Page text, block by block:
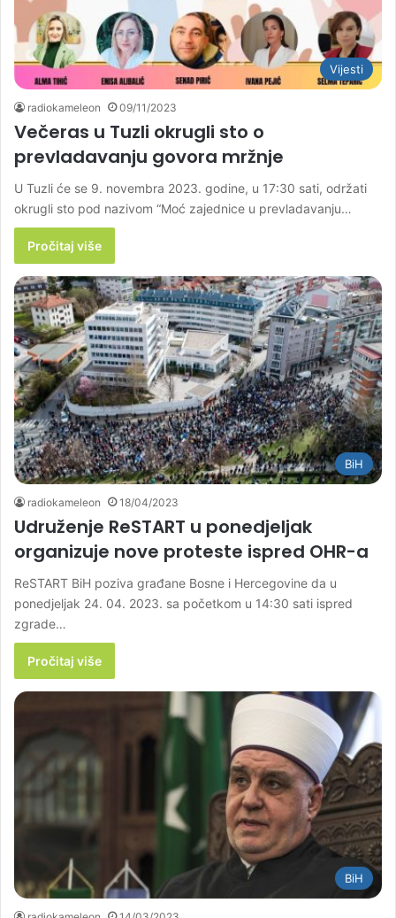
Vijesti
radiokameleon 09/11/2023
Večeras u Tuzli okrugli sto o
prevladavanju govora mržnje
U Tuzli će se 9. novembra 2023. godine, u 17:30 sati, održati
okrugli sto pod nazivom “Moć zajednice u prevladavanju…
Pročitaj više
BiH
radiokameleon 18/04/2023
Udruženje ReSTART u ponedjeljak
organizuje nove proteste ispred OHR-a
ReSTART BiH poziva građane Bosne i Hercegovine da u
ponedjeljak 24. 04. 2023. sa početkom u 14:30 sati ispred
zgrade…
Pročitaj više
BiH